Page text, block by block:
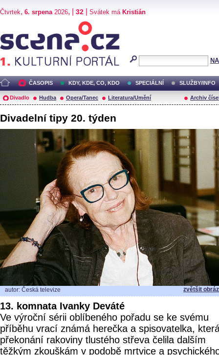
Čtvrtek, 6. srpena2026, | 32 Svátek má Kristián
ČASOPIS KDY, KDE, CO, KDO SPECIÁLNÍ SLUŽBY/INFO
Divadlo Hudba Opera/Tanec Literatura/Umění Archiv
Divadelní tipy 20. týden
autor: Česká televize zvětšit
13. komnata Ivanky Deváté
Ve výroční sérii oblíbeného pořadu se ke svému
příběhu vrací známá herečka a spisovatelka,
překonání rakoviny tlustého střeva čelila dalším
těžkým zkouškám v podobě mrtvice a